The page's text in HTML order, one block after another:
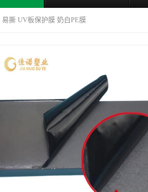
易撕 UV板保护膜 奶白PE膜